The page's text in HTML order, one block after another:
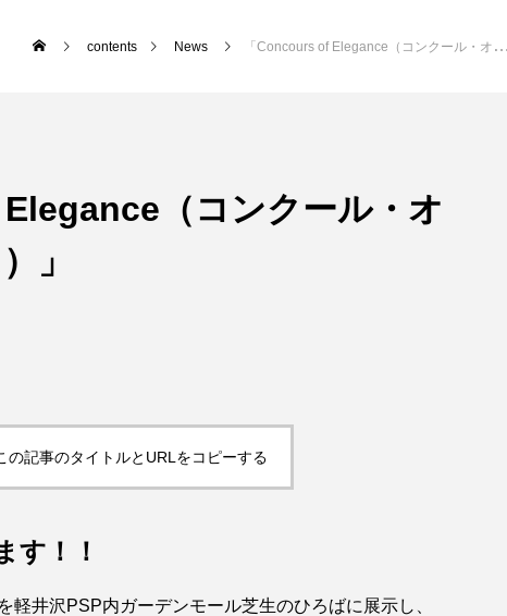
contents News 「Concours of Elegance（コンクール・オブ・エレガンス）」
（コンクール・オ
」
の記事のタイトルとURLをコピーする
す！！
軽井沢PSP内ガーデンモール芝生のひろばに展示し、